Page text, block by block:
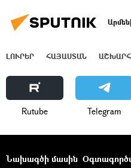
ԼՈՒՐԵՐ ՀԱՅԱՍՏԱՆ ԱՇԽԱՐՀ
Rutube Telegram
Նախագծի մասին